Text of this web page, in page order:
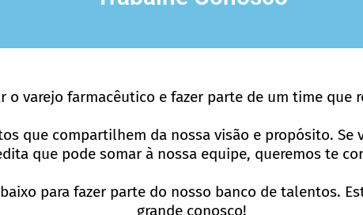
o varejo farmacêutico e fazer parte de um time que
que compartilhem da nossa visão e propósito.
que pode somar à nossa equipe, queremos te
para fazer parte do nosso banco de talentos.
grande conosco!